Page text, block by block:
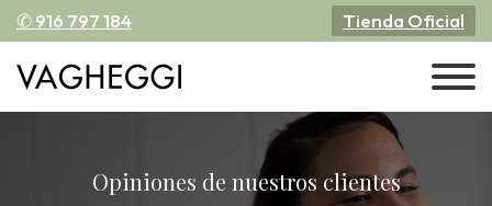
✆ 916 797 184 Tienda Oficial
Opiniones de nuestros clientes